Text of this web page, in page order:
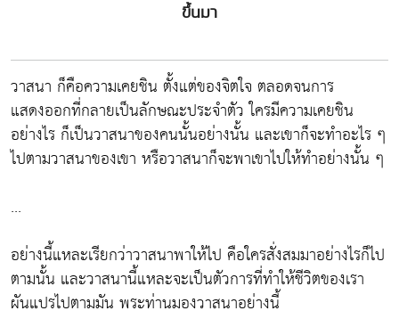
ขึ้นมา
วาสนา ก็คือความเคยชิน ตั้งแต่ของจิตใจ ตลอดจนการ
แสดงออกที่กลายเป็นลักษณะประจำตัว ใครมีความเคยชิน
อย่างไร ก็เป็นวาสนาของคนนั้นอย่างนั้น และเขาก็จะทำอะไร ๆ
ไปตามวาสนาของเขา หรือวาสนาก็จะพาเขาไปให้ทำอย่างนั้น ๆ
...
อย่างนี้แหละเรียกว่าวาสนาพาให้ไป คือใครสั่งสมมาอย่างไรก็ไป
ตามนั้น และวาสนานี้แหละจะเป็นตัวการที่ทำให้ชีวิตของเรา
ผันแปรไปตามมัน พระท่านมองวาสนาอย่างนี้